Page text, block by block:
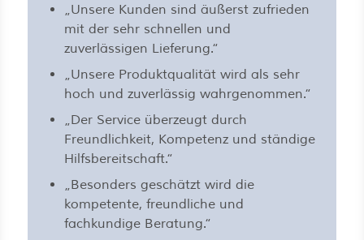
„Unsere Kunden sind äußerst zufrieden
mit der sehr schnellen und
zuverlässigen Lieferung.“
„Unsere Produktqualität wird als sehr
hoch und zuverlässig wahrgenommen.“
„Der Service überzeugt durch
Freundlichkeit, Kompetenz und ständige
Hilfsbereitschaft.“
„Besonders geschätzt wird die
kompetente, freundliche und
fachkundige Beratung.“